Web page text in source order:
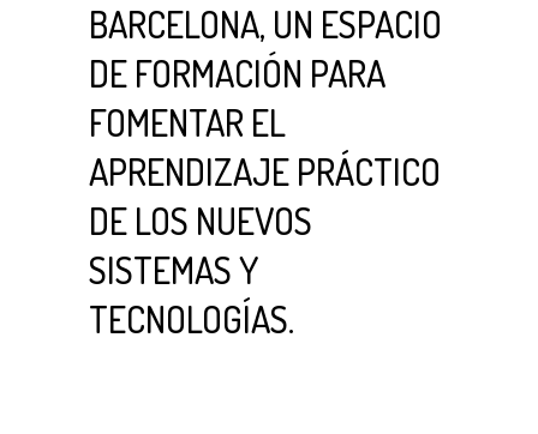
BARCELONA, UN ESPACIO
DE FORMACIÓN PARA
FOMENTAR EL
APRENDIZAJE PRÁCTICO
DE LOS NUEVOS
SISTEMAS Y
TECNOLOGÍAS.